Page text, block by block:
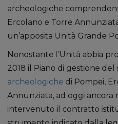
archeologiche
Ercolano e Torre
un’apposita Unità Grande
Nonostante l’Unità abbia
2018 il Piano di gestione del
archeologiche di Pompei,
Annunziata, ad oggi ancora
intervenuto il contratto